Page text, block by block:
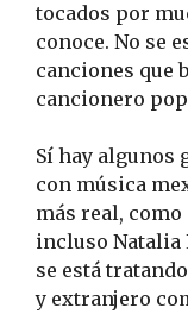
tocados por
conoce. No se
canciones que
cancionero
Sí hay algunos
con música
más real, como
incluso Natalia
se está
y extranjero